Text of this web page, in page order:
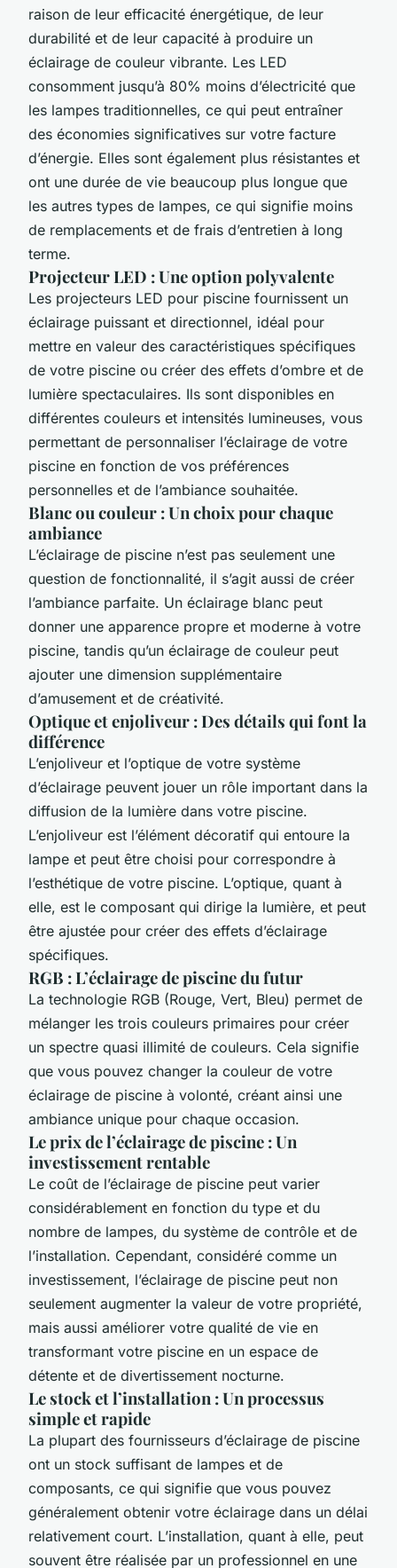
raison de leur efficacité énergétique, de leur
durabilité et de leur capacité à produire un
éclairage de couleur vibrante. Les LED
consomment jusqu’à 80% moins d’électricité que
les lampes traditionnelles, ce qui peut entraîner
des économies significatives sur votre facture
d’énergie. Elles sont également plus résistantes et
ont une durée de vie beaucoup plus longue que
les autres types de lampes, ce qui signifie moins
de remplacements et de frais d’entretien à long
terme.
Projecteur LED : Une option polyvalente
Les projecteurs LED pour piscine fournissent un
éclairage puissant et directionnel, idéal pour
mettre en valeur des caractéristiques spécifiques
de votre piscine ou créer des effets d’ombre et de
lumière spectaculaires. Ils sont disponibles en
différentes couleurs et intensités lumineuses, vous
permettant de personnaliser l’éclairage de votre
piscine en fonction de vos préférences
personnelles et de l’ambiance souhaitée.
Blanc ou couleur : Un choix pour chaque
ambiance
L’éclairage de piscine n’est pas seulement une
question de fonctionnalité, il s’agit aussi de créer
l’ambiance parfaite. Un éclairage blanc peut
donner une apparence propre et moderne à votre
piscine, tandis qu’un éclairage de couleur peut
ajouter une dimension supplémentaire
d’amusement et de créativité.
Optique et enjoliveur : Des détails qui font la
différence
L’enjoliveur et l’optique de votre système
d’éclairage peuvent jouer un rôle important dans la
diffusion de la lumière dans votre piscine.
L’enjoliveur est l’élément décoratif qui entoure la
lampe et peut être choisi pour correspondre à
l’esthétique de votre piscine. L’optique, quant à
elle, est le composant qui dirige la lumière, et peut
être ajustée pour créer des effets d’éclairage
spécifiques.
RGB : L’éclairage de piscine du futur
La technologie RGB (Rouge, Vert, Bleu) permet de
mélanger les trois couleurs primaires pour créer
un spectre quasi illimité de couleurs. Cela signifie
que vous pouvez changer la couleur de votre
éclairage de piscine à volonté, créant ainsi une
ambiance unique pour chaque occasion.
Le prix de l’éclairage de piscine : Un
investissement rentable
Le coût de l’éclairage de piscine peut varier
considérablement en fonction du type et du
nombre de lampes, du système de contrôle et de
l’installation. Cependant, considéré comme un
investissement, l’éclairage de piscine peut non
seulement augmenter la valeur de votre propriété,
mais aussi améliorer votre qualité de vie en
transformant votre piscine en un espace de
détente et de divertissement nocturne.
Le stock et l’installation : Un processus
simple et rapide
La plupart des fournisseurs d’éclairage de piscine
ont un stock suffisant de lampes et de
composants, ce qui signifie que vous pouvez
généralement obtenir votre éclairage dans un délai
relativement court. L’installation, quant à elle, peut
souvent être réalisée par un professionnel en une